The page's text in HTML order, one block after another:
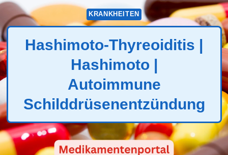
KRANKHEITEN
Hashimoto-Thyreoiditis |
Hashimoto |
Autoimmune
Schilddrüsenentzündung